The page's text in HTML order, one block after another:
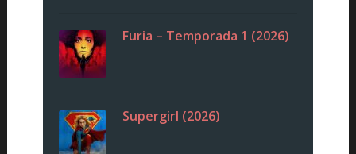
Furia – Temporada 1 (2026)
Supergirl (2026)